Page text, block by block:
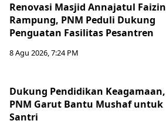
Renovasi Masjid Annajatul Faizin
Rampung, PNM Peduli Dukung
Penguatan Fasilitas Pesantren
8 Agu 2026, 7:24 PM
Dukung Pendidikan Keagamaan,
PNM Garut Bantu Mushaf untuk
Santri